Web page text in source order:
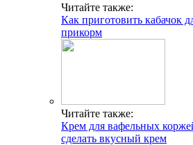
Читайте также:
Как приготовить кабачок
прикорм
Читайте также:
Крем для вафельных
сделать вкусный крем